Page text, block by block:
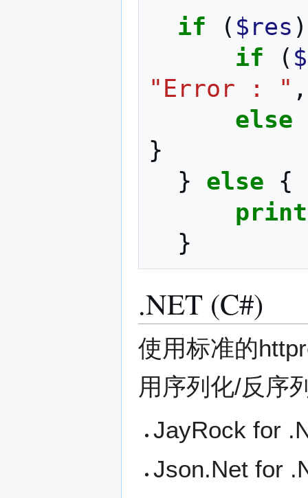
if ( $res
if
(
"Error : " ,
else
}
}
else
{
print
}
.NET (C#)
使用标准的
用序列化/反序
JayRock for
Json.Net for